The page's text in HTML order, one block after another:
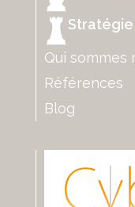
Stratégie
Qui sommes
Références
Blog